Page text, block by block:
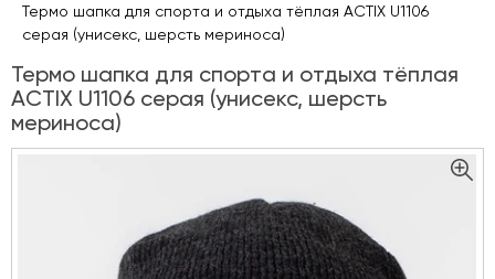
Термо шапка для спорта и отдыха тёплая ACTIX U1106
серая (унисекс, шерсть мериноса)
Термо шапка для спорта и отдыха тёплая
ACTIX U1106 серая (унисекс, шерсть
мериноса)